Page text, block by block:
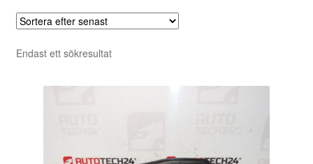
Endast ett sökresultat